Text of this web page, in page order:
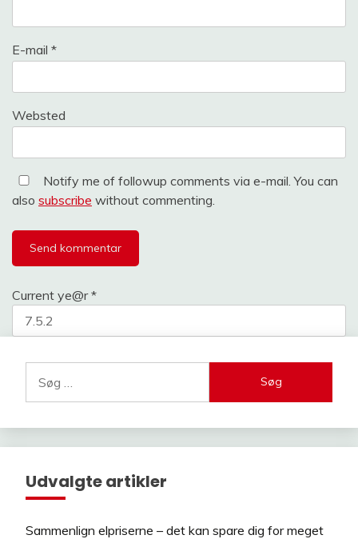
E-mail *
Websted
Notify me of followup comments via e-mail. You can
also subscribe without commenting.
Current ye@r*
efter:
Udvalgte artikler
Sammenlign elpriserne – det kan spare dig for meget